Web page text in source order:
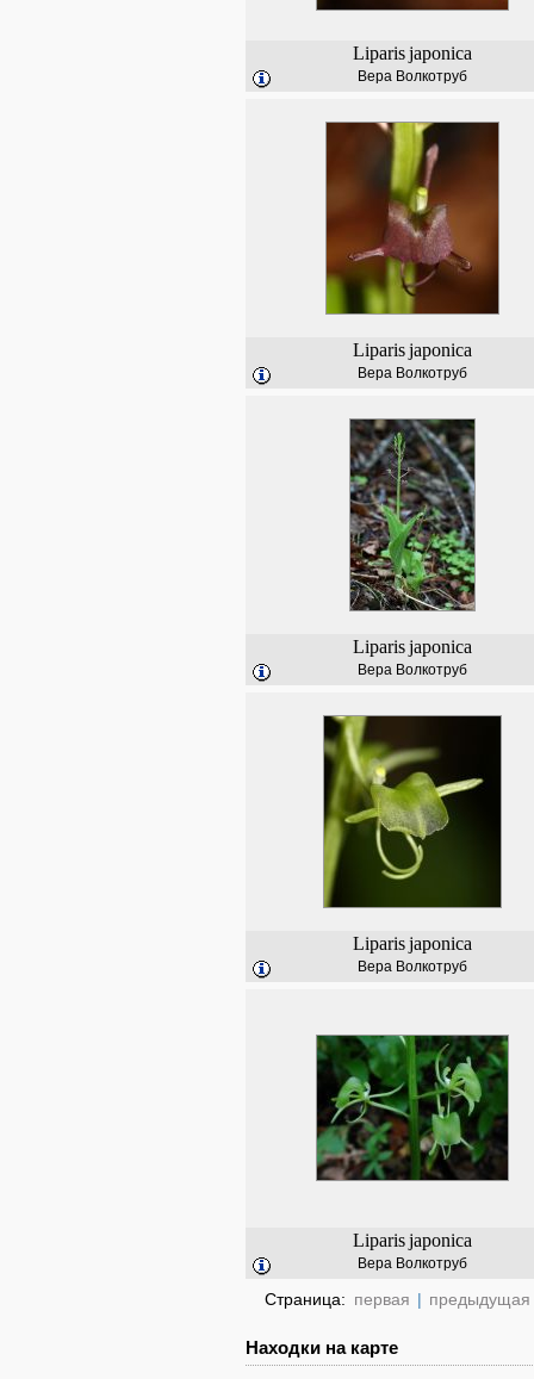
Liparisjaponica
Вера Волкотруб
Liparisjaponica
Вера Волкотруб
Liparisjaponica
Вера Волкотруб
Liparisjaponica
Вера Волкотруб
Liparisjaponica
Вера Волкотруб
Страница: первая | предыдущая
Находки на карте